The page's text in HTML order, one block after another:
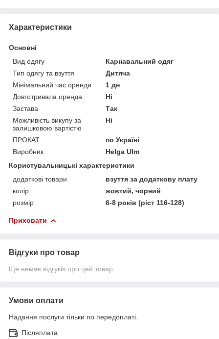
Характеристики
Основні
Вид одягу
Карнавальний одяг
Тип одягу та взуття
Дитяча
Мінімальний час оренди
1 дн
Довготривала оренда
Ні
Застава
Так
Можливість викупу за
залишковою вартістю
Ні
ПРОКАТ
по Україні
Виробник
Helga Ulm
Користувальницькі характеристики
додаткові товари
взуття за додаткову плату
колір
жовтий, чорний
розмір
6-8 років (ріст 116-128)
Приховати
Відгуки про товар
Ще немає відгуків про цей товар
Умови оплати
Надання послуги тільки по передоплаті.
Післяплата